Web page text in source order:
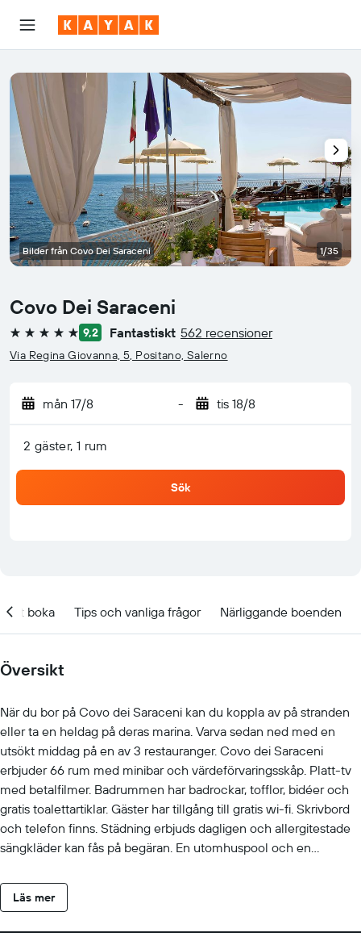
Covo Dei Saraceni
5 stjärnor 9,2 Fantastiskt 562 recensioner
Via Regina Giovanna, 5, Positano, Salerno
mån 17/8 - tis 18/8
2 gäster, 1 rum
Sök
Bilder från Covo Dei Saraceni 1/35
att boka Tips och vanliga frågor Närliggande boenden
Översikt
När du bor på Covo dei Saraceni kan du koppla av på stranden
eller ta en heldag på deras marina. Varva sedan ned med en
utsökt middag på en av 3 restauranger. Covo dei Saraceni
erbjuder 66 rum med minibar och värdeförvaringsskåp. Platt-tv
med betalfilmer. Badrummen har badrockar, tofflor, bidéer och
gratis toalettartiklar. Gäster har tillgång till gratis wi-fi. Skrivbord
och telefon finns. Städning erbjuds dagligen och allergitestade
sängkläder kan fås på begäran. En utomhuspool och en
antingen tillgängliga på plats eller i närheten. Avgifter kan
tillkomma.
Läs mer